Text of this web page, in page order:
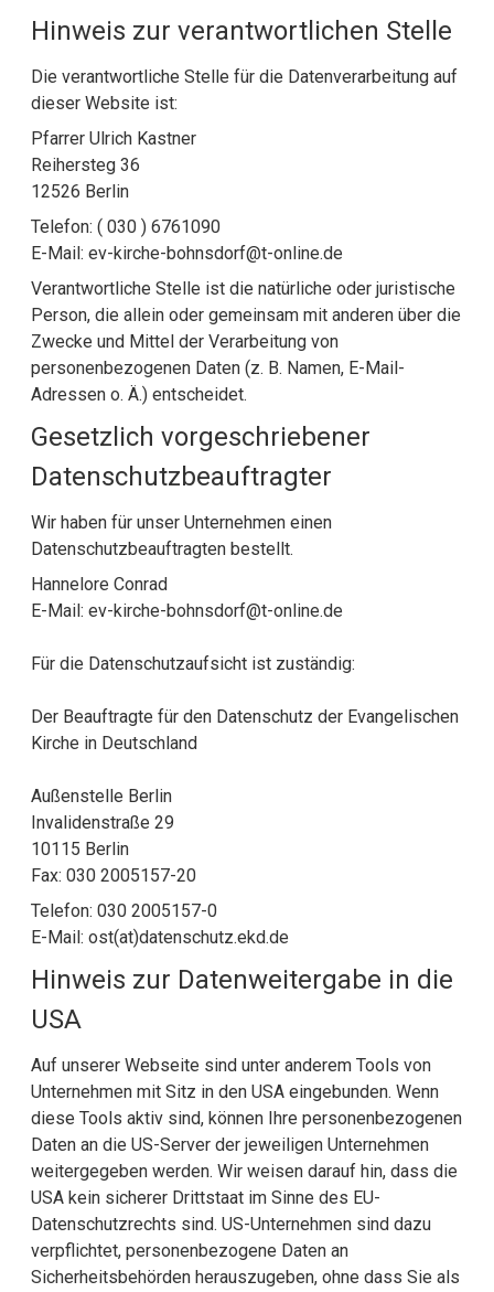
Hinweis zur verantwortlichen Stelle
Die verantwortliche Stelle für die Datenverarbeitung auf
dieser Website ist:
Pfarrer Ulrich Kastner
Reihersteg 36
12526 Berlin
Telefon: ( 030 ) 6761090
E-Mail: ev-kirche-bohnsdorf@t-online.de
Verantwortliche Stelle ist die natürliche oder juristische
Person, die allein oder gemeinsam mit anderen über die
Zwecke und Mittel der Verarbeitung von
personenbezogenen Daten (z. B. Namen, E-Mail-
Adressen o. Ä.) entscheidet.
Gesetzlich vorgeschriebener
Datenschutz­beauftragter
Wir haben für unser Unternehmen einen
Datenschutzbeauftragten bestellt.
Hannelore Conrad
E-Mail: ev-kirche-bohnsdorf@t-online.de
Für die Datenschutzaufsicht ist zuständig:
Der Beauftragte für den Datenschutz der Evangelischen
Kirche in Deutschland
Außenstelle Berlin
Invalidenstraße 29
10115 Berlin
Fax: 030 2005157-20
Telefon: 030 2005157-0
E-Mail: ost(at)datenschutz.ekd.de
Hinweis zur Datenweitergabe in die
USA
Auf unserer Webseite sind unter anderem Tools von
Unternehmen mit Sitz in den USA eingebunden. Wenn
diese Tools aktiv sind, können Ihre personenbezogenen
Daten an die US-Server der jeweiligen Unternehmen
weitergegeben werden. Wir weisen darauf hin, dass die
USA kein sicherer Drittstaat im Sinne des EU-
Datenschutzrechts sind. US-Unternehmen sind dazu
verpflichtet, personenbezogene Daten an
Sicherheitsbehörden herauszugeben, ohne dass Sie als